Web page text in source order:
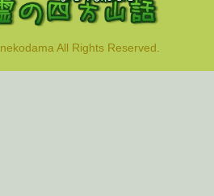
All Rights Reserved.